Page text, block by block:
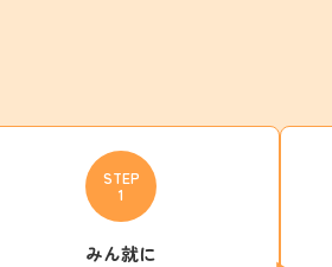
STEP
1
みん就に